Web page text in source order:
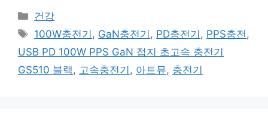
카
테
리
건강
태
그
100W충전기 , GaN충전기 , PD충전기 , PPS충전,
USB PD 100W PPS GaN 접지 초고속 충전기
GS510 블랙, 고속충전기 , 아트뮤, 충전기